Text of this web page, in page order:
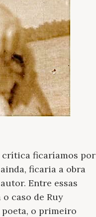
crítica ficaríamos por
ficaria a obra
Entre essas
caso de Ruy
o primeiro